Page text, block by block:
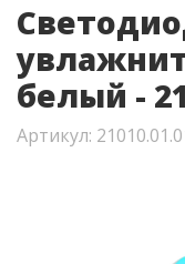
белый -
Артикул: